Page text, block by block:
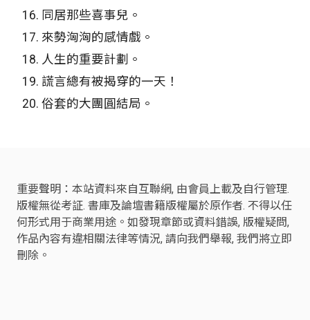
16. 同居那些喜事兒。
17. 來勢洶洶的感情戲。
18. 人生的重要計劃。
19. 謊言總有被揭穿的一天！
20. 俗套的大團圓結局。
重要聲明：本站資料來自互聯網, 由會員上載及自行管理.
版權無從考証. 書庫及論壇書籍版權屬於原作者. 不得以任
何形式用于商業用途。如發現章節或資料錯誤, 版權疑問,
作品內容有違相關法律等情況, 請向我們舉報, 我們將立即
刪除。